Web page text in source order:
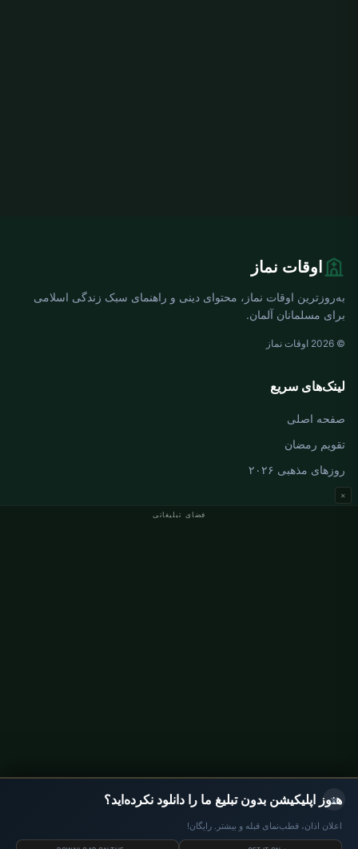
فضای تبلیغاتی
×
اوقات نماز
به‌روزترین اوقات نماز، محتوای دینی و راهنمای سبک زندگی اسلامی
برای مسلمانان آلمان.
© 2026 اوقات نماز
لینک‌های سریع
صفحه اصلی
تقویم رمضان
روزهای مذهبی ۲۰۲۶
×
هنوز اپلیکیشن بدون تبلیغ ما را دانلود نکرده‌اید؟
اعلان اذان، قطب‌نمای قبله و بیشتر. رایگان!